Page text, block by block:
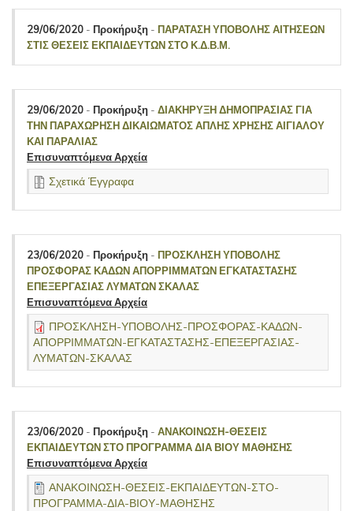
29/06/2020 - Προκήρυξη - ΠΑΡΑΤΑΣΗ ΥΠΟΒΟΛΗΣ ΑΙΤΗΣΕΩΝ
ΣΤΙΣ ΘΕΣΕΙΣ ΕΚΠΑΙΔΕΥΤΩΝ ΣΤΟ Κ.Δ.Β.Μ.
29/06/2020 - Προκήρυξη - ΔΙΑΚΗΡΥΞΗ ΔΗΜΟΠΡΑΣΙΑΣ ΓΙΑ
ΤΗΝ ΠΑΡΑΧΩΡΗΣΗ ΔΙΚΑΙΩΜΑΤΟΣ ΑΠΛΗΣ ΧΡΗΣΗΣ ΑΙΓΙΑΛΟΥ
ΚΑΙ ΠΑΡΑΛΙΑΣ
Επισυναπτόμενα Αρχεία
Σχετικά Έγγραφα
23/06/2020 - Προκήρυξη - ΠΡΟΣΚΛΗΣΗ ΥΠΟΒΟΛΗΣ
ΠΡΟΣΦΟΡΑΣ ΚΑΔΩΝ ΑΠΟΡΡΙΜΜΑΤΩΝ ΕΓΚΑΤΑΣΤΑΣΗΣ
ΕΠΕΞΕΡΓΑΣΙΑΣ ΛΥΜΑΤΩΝ ΣΚΑΛΑΣ
Επισυναπτόμενα Αρχεία
ΠΡΟΣΚΛΗΣΗ-ΥΠΟΒΟΛΗΣ-ΠΡΟΣΦΟΡΑΣ-ΚΑΔΩΝ-
ΑΠΟΡΡΙΜΜΑΤΩΝ-ΕΓΚΑΤΑΣΤΑΣΗΣ-ΕΠΕΞΕΡΓΑΣΙΑΣ-
ΛΥΜΑΤΩΝ-ΣΚΑΛΑΣ
23/06/2020 - Προκήρυξη - ΑΝΑΚΟΙΝΩΣΗ-ΘΕΣΕΙΣ
ΕΚΠΑΙΔΕΥΤΩΝ ΣΤΟ ΠΡΟΓΡΑΜΜΑ ΔΙΑ ΒΙΟΥ ΜΑΘΗΣΗΣ
Επισυναπτόμενα Αρχεία
ΑΝΑΚΟΙΝΩΣΗ-ΘΕΣΕΙΣ-ΕΚΠΑΙΔΕΥΤΩΝ-ΣΤΟ-
ΠΡΟΓΡΑΜΜΑ-ΔΙΑ-ΒΙΟΥ-ΜΑΘΗΣΗΣ